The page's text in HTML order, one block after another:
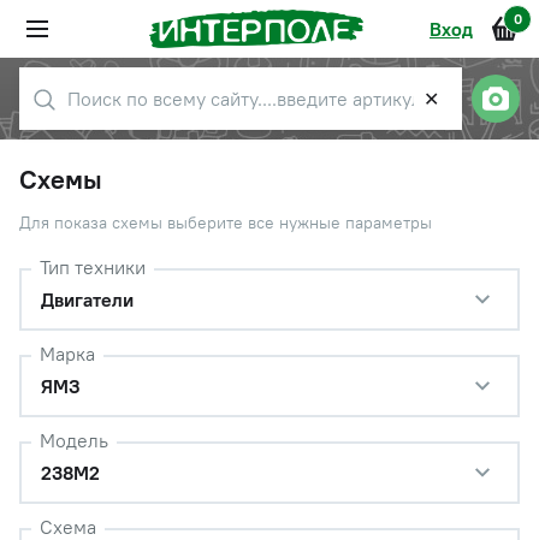
Вход 0
✕
Схемы
Для показа схемы выберите все нужные параметры
Тип техники
Двигатели
Марка
ЯМЗ
Модель
238М2
Схема